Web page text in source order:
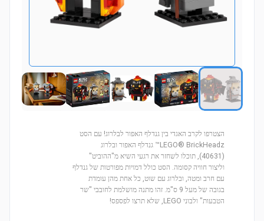
הצטרפו לקרב האגדי בין גנדלף האפור לבלרוג! עם הסט
LEGO® BrickHeadz™ גנדלף האפור ובלרוג
(40631), תוכלו לשחזר את רגעי השיא מ"ההוביט"
וליצור חוויה קסומה. הסט כולל דמויות מפורטות של גנדלף
עם חרב ומטה, ובלרוג עם שוט, כל אחת מהן עומדת
בגובה של מעל 9 ס"מ. זהו מתנה מושלמת לחובבי "שר
הטבעות" ולבוני LEGO, שלא תרצו לפספס!